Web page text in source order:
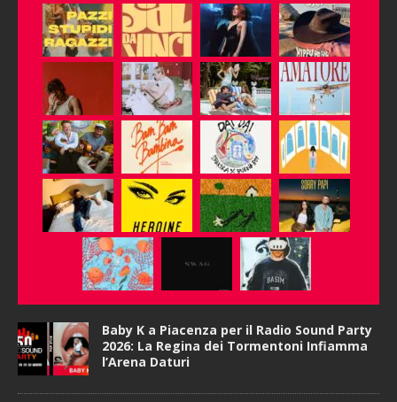
Baby K a Piacenza per il Radio Sound Party
2026: La Regina dei Tormentoni Infiamma
l’Arena Daturi